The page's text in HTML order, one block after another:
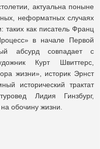
актуальна поныне
неформатных случаях
как писатель Франц
в начале Первой
абсурд совпадает с
Курт Швиттерс,
жизни», историк Эрнст
исторический трактат
Лидия Гинзбург,
обочину жизни.